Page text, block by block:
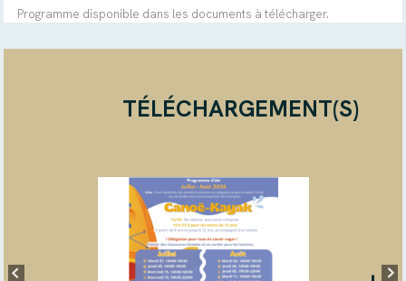
Programme disponible dans les documents à télécharger.
TÉLÉCHARGEMENT(S)